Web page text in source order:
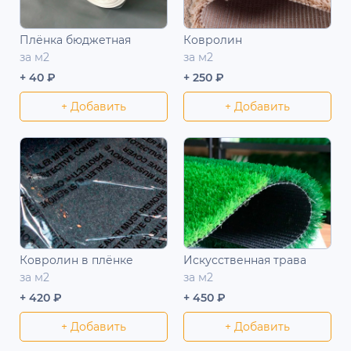
Плёнка бюджетная
за м2
+ 40 ₽
+ Добавить
Ковролин
за м2
+ 250 ₽
+ Добавить
Ковролин в плёнке
за м2
+ 420 ₽
+ Добавить
Искусственная трава
за м2
+ 450 ₽
+ Добавить